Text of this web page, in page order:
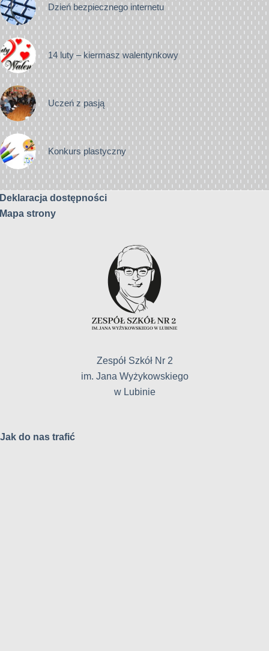
Dzień bezpiecznego internetu
14 luty – kiermasz walentynkowy
Uczeń z pasją
Konkurs plastyczny
Deklaracja dostępności
Mapa strony
Zespół Szkół Nr 2
im. Jana Wyżykowskiego
w Lubinie
Jak do nas trafić